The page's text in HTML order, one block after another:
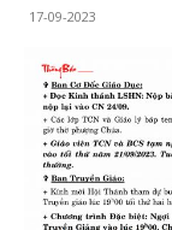
17-09-2023